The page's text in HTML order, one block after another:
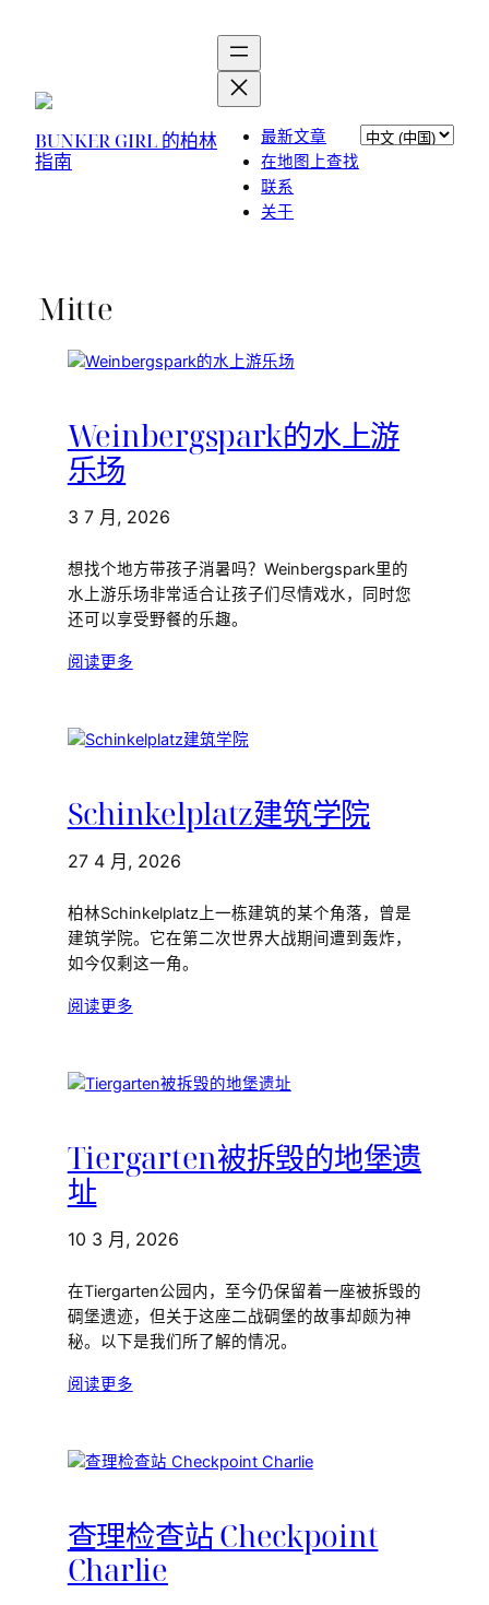
BUNKER GIRL 的柏林
指南
最新文章
在地图上查找
联系
关于
选
Mitte
Weinbergspark的水上游
乐场
3 7 月, 2026
想找个地方带孩子消暑吗？Weinbergspark里的
水上游乐场非常适合让孩子们尽情戏水，同时您
还可以享受野餐的乐趣。
阅读更多
Schinkelplatz建筑学院
27 4 月, 2026
柏林Schinkelplatz上一栋建筑的某个角落，曾是
建筑学院。它在第二次世界大战期间遭到轰炸，
如今仅剩这一角。
阅读更多
Tiergarten被拆毁的地堡遗
址
10 3 月, 2026
在Tiergarten公园内，至今仍保留着一座被拆毁的
碉堡遗迹，但关于这座二战碉堡的故事却颇为神
秘。以下是我们所了解的情况。
阅读更多
查理检查站 Checkpoint
Charlie